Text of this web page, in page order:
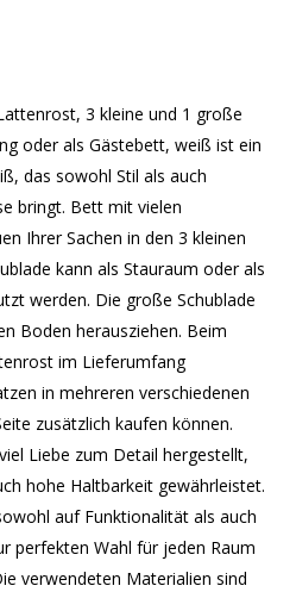
3 kleine und 1 große
oder als Gästebett, weiß ist ein
das sowohl Stil als auch
bringt. Bett mit vielen
Ihrer Sachen in den 3 kleinen
kann als Stauraum oder als
werden. Die große Schublade
Boden herausziehen. Beim
im Lieferumfang
in mehreren verschiedenen
zusätzlich kaufen können.
Liebe zum Detail hergestellt,
hohe Haltbarkeit gewährleistet.
auf Funktionalität als auch
perfekten Wahl für jeden Raum
verwendeten Materialien sind